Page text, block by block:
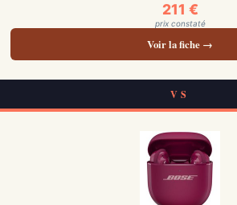
211 €
prix constaté
Voir la fiche →
VS